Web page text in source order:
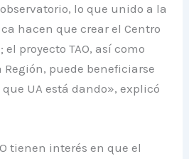
lo que unido a la
hacen que crear el Centro
proyecto TAO, así como
Región, puede beneficiarse
UA está dando», explicó
tienen interés en que el